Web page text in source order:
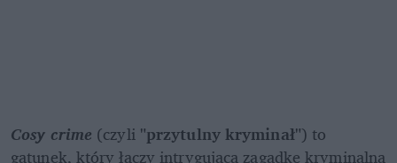
Cosy crime (czyli "przytulny kryminał") to
gatunek, który łączy intrygującą zagadkę kryminalną